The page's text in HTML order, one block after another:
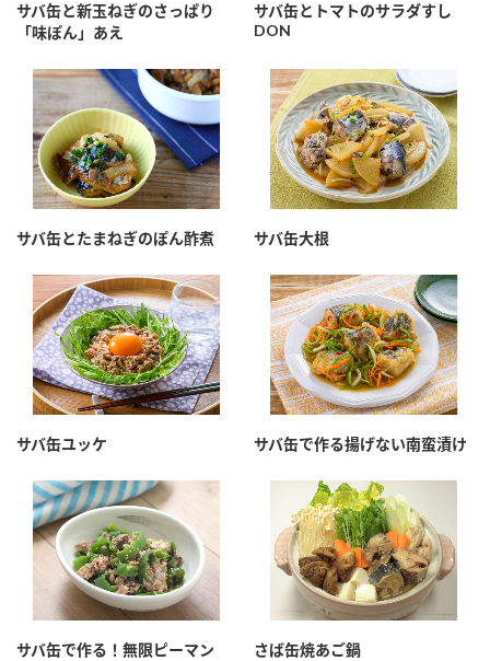
サバ缶と新玉ねぎのさっぱり
「味ぽん」あえ
サバ缶とトマトのサラダすし
DON
サバ缶とたまねぎのぽん酢煮 サバ缶大根
サバ缶ユッケ サバ缶で作る揚げない南蛮漬け
サバ缶で作る！無限ピーマン さば缶焼あご鍋